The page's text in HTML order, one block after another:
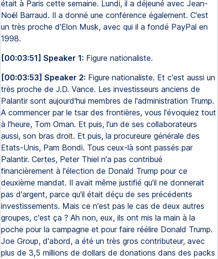
était à Paris cette semaine. Lundi, il a déjeuné avec Jean-
Noël Barraud. Il a donné une conférence également. C'est
un très proche d'Elon Musk, avec qui il a fondé PayPal en
1998.
[00:03:51] Speaker 1: Figure nationaliste.
[00:03:53] Speaker 2: Figure nationaliste. Et c'est aussi un
très proche de J.D. Vance. Les investisseurs anciens de
Palantir sont aujourd'hui membres de l'administration Trump.
A commencer par le tsar des frontières, vous l'évoquiez tout
à l'heure, Tom Oman. Et puis, l'un de ses collaborateurs
aussi, son bras droit. Et puis, la procureure générale des
Etats-Unis, Pam Bondi. Tous ceux-là sont passés par
Palantir. Certes, Peter Thiel n'a pas contribué
financièrement à l'élection de Donald Trump pour ce
deuxième mandat. Il avait même justifié qu'il ne donnerait
pas d'argent, parce qu'il était déçu de ses précédents
investissements. Mais ce n'est pas le cas de deux autres
groupes, c'est ça ? Ah non, eux, ils ont mis la main à la
poche pour la campagne et pour faire réélire Donald Trump.
Joe Group, d'abord, a été un très gros contributeur, avec
plus de 3,5 millions de dollars de donations dans des packs